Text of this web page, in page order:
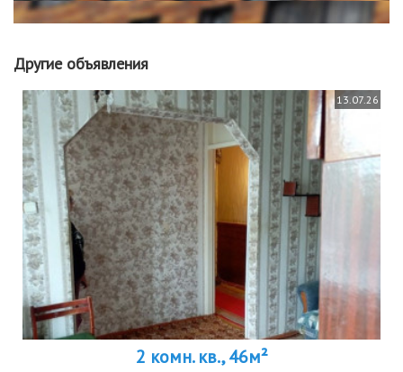
Другие объявления
13.07.26
2 комн. кв., 46м²